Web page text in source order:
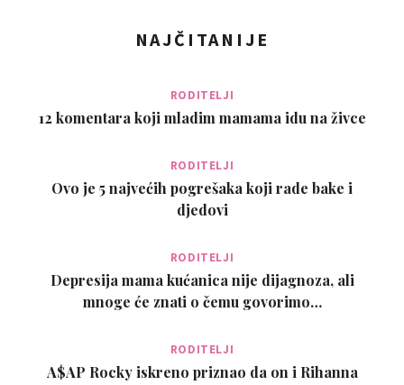
NAJČITANIJE
RODITELJI
12 komentara koji mladim mamama idu na živce
RODITELJI
Ovo je 5 najvećih pogrešaka koji rade bake i
djedovi
RODITELJI
Depresija mama kućanica nije dijagnoza, ali
mnoge će znati o čemu govorimo…
RODITELJI
A$AP Rocky iskreno priznao da on i Rihanna